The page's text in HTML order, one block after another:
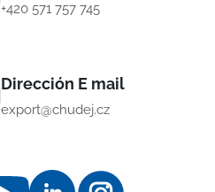
+420 571 757 745
Dirección E mail
export@chudej.cz